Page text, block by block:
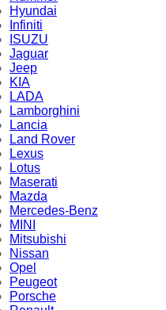
Hyundai
Infiniti
ISUZU
Jaguar
Jeep
KIA
LADA
Lamborghini
Lancia
Land Rover
Lexus
Lotus
Maserati
Mazda
Mercedes-Benz
MINI
Mitsubishi
Nissan
Opel
Peugeot
Porsche